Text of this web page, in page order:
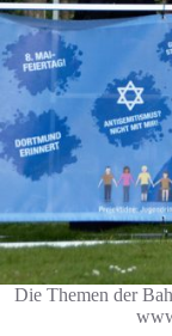
Die Themen der